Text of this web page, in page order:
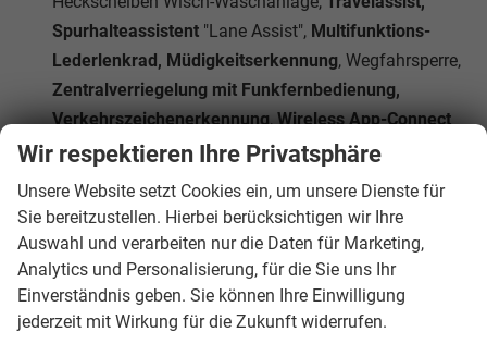
Spurhalteassistent "Lane Assist", Multifunktions-
Lederlenkrad, Müdigkeitserkennung, Wegfahrsperre,
Zentralverriegelung mit Funkfernbedienung,
Verkehrszeichenerkennung,Wireless App-Connect
( Navigationbequem über Smartphone-Apps wie
Das Fahrzeug verfügt über kein fest verbautes
Navigationssystem. DurchApple CarPlay / Android
Auto ist jedoch eineNavigationüber kompatible
Smartphone-Apps (z.B. Google Maps oder Apple
Karten) über denFahrzeugbildschirmmöglich.
Wir respektieren Ihre Privatsphäre
Unsere Website setzt Cookies ein, um unsere Dienste für
Sie bereitzustellen. Hierbei berücksichtigen wir Ihre
Auswahl und verarbeiten nur die Daten für Marketing,
Analytics und Personalisierung, für die Sie uns Ihr
Einverständnis geben. Sie können Ihre Einwilligung
jederzeit mit Wirkung für die Zukunft widerrufen.